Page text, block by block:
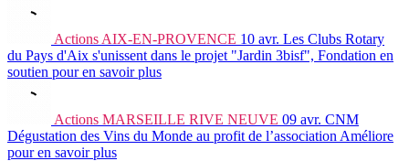
Actions AIX-EN-PROVENCE 10 avr. Les Clubs Rotary
du Pays d'Aix s'unissent dans le projet "Jardin 3bisf", Fondation en
soutien pour en savoir plus
Actions MARSEILLE RIVE NEUVE 09 avr. CNM
Dégustation des Vins du Monde au profit de l’association Améliore
pour en savoir plus